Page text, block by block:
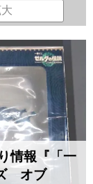
情報『「一
オブ